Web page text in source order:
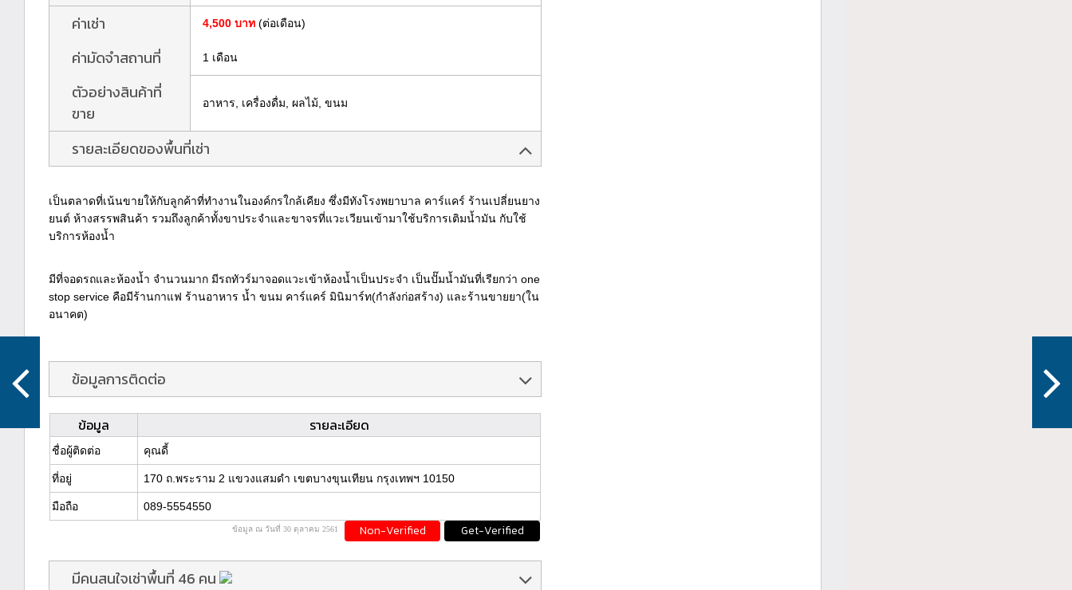
ค่าเช่า 4,500 บาท (ต่อเดือน)
ค่ามัดจำสถานที่ 1 เดือน
ตัวอย่างสินค้าที่
ขาย
อาหาร, เครื่องดื่ม, ผลไม้, ขนม
รายละเอียดของพื้นที่เช่า
เป็นตลาดที่เน้นขายให้กับลูกค้าที่ทำงานในองค์กรใกล้เคียง ซึ่งมีทังโรงพยาบาล คาร์แคร์ ร้านเปลี่ยนยาง
ยนต์ ห้างสรรพสินค้า รวมถึงลูกค้าทั้งขาประจำและขาจรที่แวะเวียนเข้ามาใช้บริการเติมน้ำมัน กับใช้
บริการห้องน้ำ
มีที่จอดรถและห้องน้ำ จำนวนมาก มีรถทัวร์มาจอดแวะเข้าห้องน้ำเป็นประจำ เป็นปั๊มน้ำมันที่เรียกว่า one
stop service คือมีร้านกาแฟ ร้านอาหาร น้ำ ขนม คาร์แคร์ มินิมาร์ท(กำลังก่อสร้าง) และร้านขายยา(ใน
อนาคต)
ข้อมูลการติดต่อ
ข้อมูล รายละเอียด
ชื่อผู้ติดต่อ คุณดี้
ที่อยู่ 170 ถ.พระราม 2 แขวงแสมดำ เขตบางขุนเทียน กรุงเทพฯ 10150
มือถือ 089-5554550
Get-Verified
Non-Verified
ข้อมูล ณ วันที่ 30 ตุลาคม 2561
มีคนสนใจเช่าพื้นที่ 46 คน